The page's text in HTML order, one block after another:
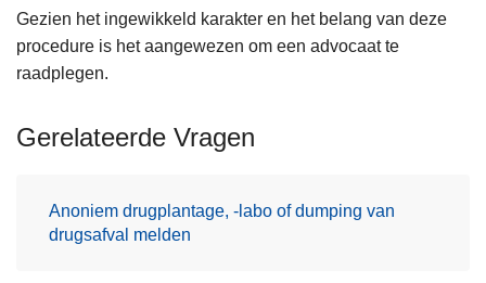
Gezien het ingewikkeld karakter en het belang van deze
procedure is het aangewezen om een advocaat te
raadplegen.
Gerelateerde Vragen
Anoniem drugplantage, -labo of dumping van
drugsafval melden